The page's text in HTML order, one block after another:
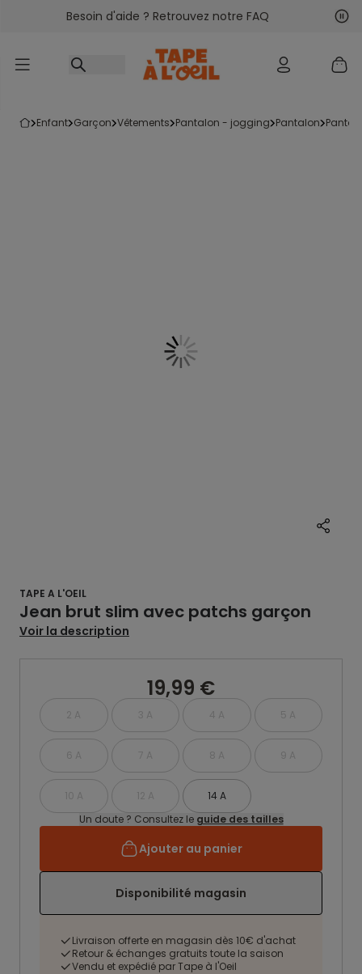
Accéder au contenu
Besoin d'aide ? Retrouvez notre FAQ
enfant garçon vêtements pantalon - jogging pantalon
TAPE A L'OEIL
Jean brut slim avec patchs garçon
Voir la description
19,99 €
2 A 3 A 4 A 5 A
6 A 7 A 8 A 9 A
10 A 12 A
14 A
Un doute ? Consultez le guide des tailles
Ajouter au panier
Disponibilité magasin
Livraison offerte en magasin dès 10€ d'achat
Retour & échanges gratuits toute la saison
Vendu et expédié par Tape à l'Oeil